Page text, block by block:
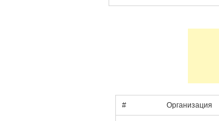
# Организация